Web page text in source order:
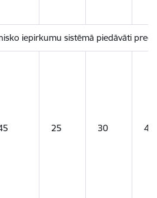
iepirkumu sistēmā piedāvāti
25 30 40